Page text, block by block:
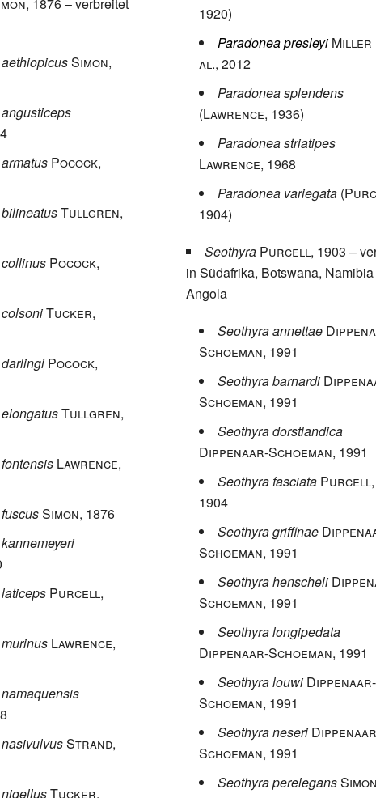
Simon,
Pocock,
Tullgren,
Pocock,
Tucker,
Pocock,
Tullgren,
Lawrence,
Simon, 1876
Purcell,
Lawrence,
Strand,
Tucker,
1920)
Paradonea presleyi Miller
al., 2012
Paradonea splendens
(Lawrence, 1936)
Paradonea striatipes
Lawrence, 1968
Paradonea variegata
1904)
Seothyra Purcell, 1903 –
in Südafrika, Botswana, Namibia
Angola
Seothyra annettae
Schoeman, 1991
Seothyra barnardi
Schoeman, 1991
Seothyra dorstlandica
Dippenaar-Schoeman, 1991
Seothyra fasciata Purcell,
1904
Seothyra griffinae
Schoeman, 1991
Seothyra henscheli
Schoeman, 1991
Seothyra longipedata
Dippenaar-Schoeman, 1991
Seothyra louwi Dippenaar-
Schoeman, 1991
Seothyra neseri
Schoeman, 1991
Seothyra perelegansSimon